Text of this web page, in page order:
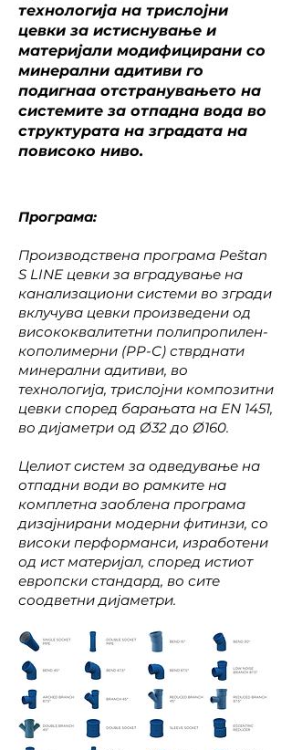
технологија на трислојни
цевки за истиснување и
материјали модифицирани со
минерални адитиви го
подигнаа отстранувањето на
системите за отпадна вода во
структурата на зградата на
повисоко ниво.
Програма:
Производствена програма Peštan
S LINE цевки за вградување на
канализациони системи во згради
вклучува цевки произведени од
висококвалитетни полипропилен-
кополимерни (PP-C) стврднати
минерални адитиви, во
технологија, трислојни композитни
цевки според барањата на EN 1451,
во дијаметри од Ø32 до Ø160.
Целиот систем за одведување на
отпадни води во рамките на
комплетна заоблена програма
дизајнирани модерни фитинзи, со
високи перформанси, изработени
од ист материјал, според истиот
европски стандард, во сите
соодветни дијаметри.